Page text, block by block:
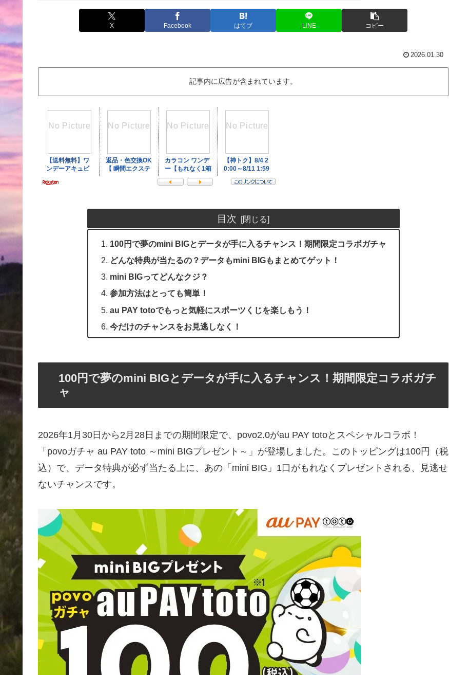
X Facebook はてブ LINE コピー
2026.01.30
記事内に広告が含まれています。
目次
100円で夢のmini BIGとデータが手に入るチャンス！期間限定コラボガチャ
どんな特典が当たるの？データもmini BIGもまとめてゲット！
mini BIGってどんなクジ？
参加方法はとっても簡単！
au PAY totoでもっと気軽にスポーツくじを楽しもう！
今だけのチャンスをお見逃しなく！
100円で夢のmini BIGとデータが手に入るチャンス！期間限定コラボガチ
ャ
2026年1月30日から2月28日までの期間限定で、povo2.0がau PAY totoとスペシャルコラボ！
「povoガチャ au PAY toto ～mini BIGプレゼント～」が登場しました。このトッピングは100円（税
込）で、データ特典が必ず当たる上に、あの「mini BIG」1口がもれなくプレゼントされる、見逃せ
ないチャンスです。